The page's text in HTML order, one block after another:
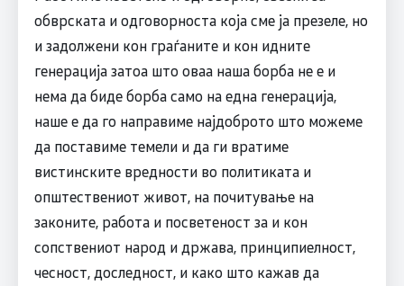
обврската и одговорноста која сме ја презеле, но
и задолжени кон граѓаните и кон идните
генерација затоа што оваа наша борба не е и
нема да биде борба само на една генерација,
наше е да го направиме најдоброто што можеме
да поставиме темели и да ги вратиме
вистинските вредности во политиката и
општествениот живот, на почитување на
законите, работа и посветеност за и кон
сопствениот народ и држава, принципиелност,
чесност, доследност, и како што кажав да